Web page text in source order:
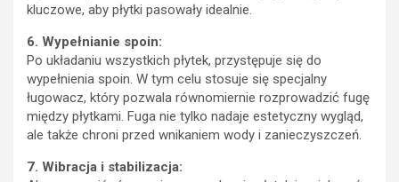
kluczowe, aby płytki pasowały idealnie.
6. Wypełnianie spoin:
Po układaniu wszystkich płytek, przystępuje się do
wypełnienia spoin. W tym celu stosuje się specjalny
ługowacz, który pozwala równomiernie rozprowadzić fugę
między płytkami. Fuga nie tylko nadaje estetyczny wygląd,
ale także chroni przed wnikaniem wody i zanieczyszczeń.
7. Wibracja i stabilizacja: